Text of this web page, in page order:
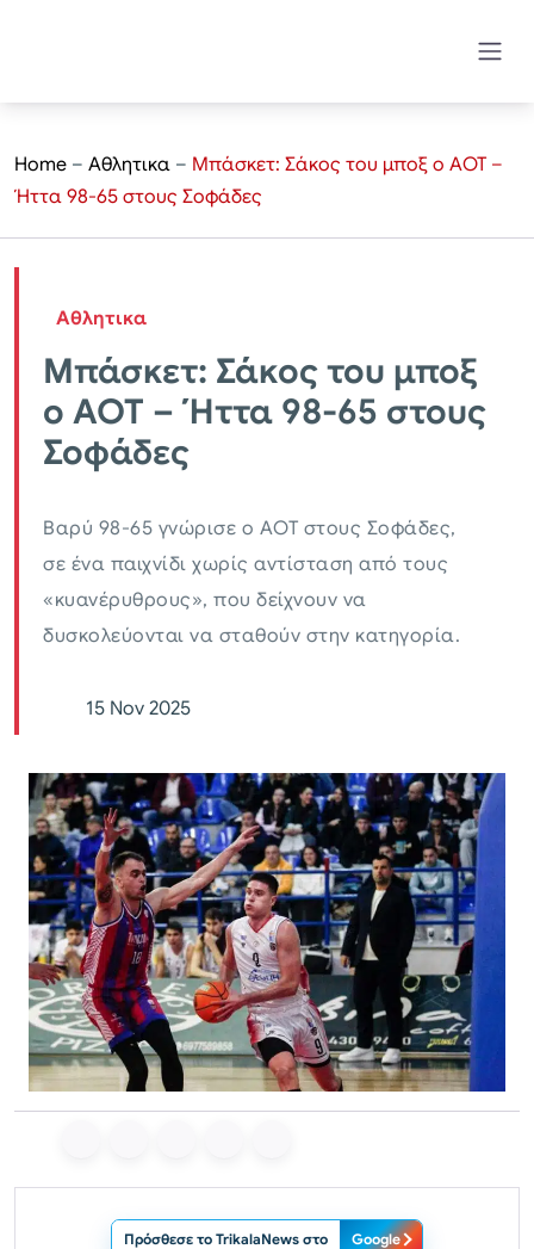
Home – Αθλητικα – Μπάσκετ: Σάκος του μποξ ο ΑΟΤ –
Ήττα 98-65 στους Σοφάδες
Αθλητικα
Μπάσκετ: Σάκος του μποξ
ο ΑΟΤ – Ήττα 98-65 στους
Σοφάδες
Βαρύ 98-65 γνώρισε ο ΑΟΤ στους Σοφάδες,
σε ένα παιχνίδι χωρίς αντίσταση από τους
«κυανέρυθρους», που δείχνουν να
δυσκολεύονται να σταθούν στην κατηγορία.
15 Nov 2025
Πρόσθεσε το TrikalaNews στο Google